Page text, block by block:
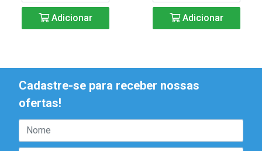
Adicionar Adicionar
Cadastre-se para receber nossas
ofertas!